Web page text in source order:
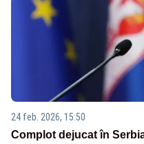
24 feb. 2026, 15:50
Complot dejucat în